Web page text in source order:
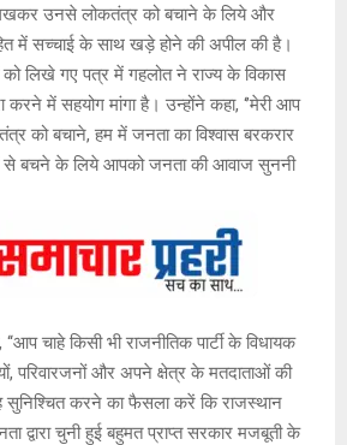
उनसे लोकतंत्र को बचाने के लिये और
में सच्चाई के साथ खड़े होने की अपील की है।
लिखे गए पत्र में गहलोत ने राज्य के विकास
करने में सहयोग मांगा है। उन्होंने कहा, ‘’मेरी आप
को बचाने, हम में जनता का विश्वास बरकरार
से बचने के लिये आपको जनता की आवाज सुननी
चाहे किसी भी राजनीतिक पार्टी के विधायक
परिवारजनों और अपने क्षेत्र के मतदाताओं की
करने का फैसला करें कि राजस्थान
द्वारा चुनी हुई बहुमत प्राप्त सरकार मजबूती के